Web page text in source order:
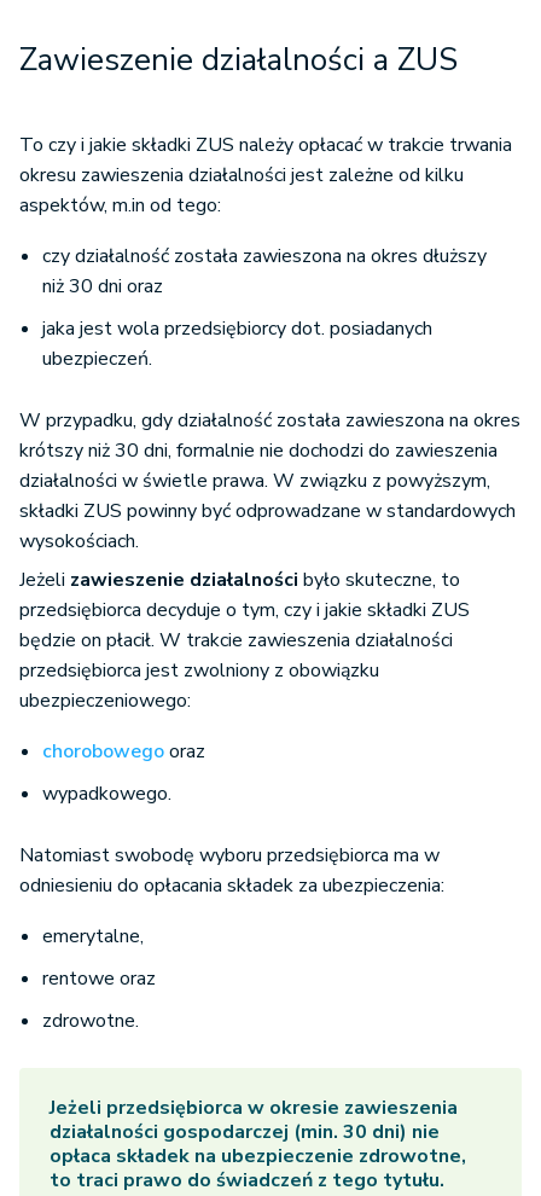
Zawieszenie działalności a ZUS
To czy i jakie składki ZUS należy opłacać w trakcie trwania
okresu zawieszenia działalności jest zależne od kilku
aspektów, m.in od tego:
czy działalność została zawieszona na okres dłuższy
niż 30 dni oraz
jaka jest wola przedsiębiorcy dot. posiadanych
ubezpieczeń.
W przypadku, gdy działalność została zawieszona na okres
krótszy niż 30 dni, formalnie nie dochodzi do zawieszenia
działalności w świetle prawa. W związku z powyższym,
składki ZUS powinny być odprowadzane w standardowych
wysokościach.
Jeżeli zawieszenie działalności było skuteczne, to
przedsiębiorca decyduje o tym, czy i jakie składki ZUS
będzie on płacił. W trakcie zawieszenia działalności
przedsiębiorca jest zwolniony z obowiązku
ubezpieczeniowego:
chorobowegooraz
wypadkowego.
Natomiast swobodę wyboru przedsiębiorca ma w
odniesieniu do opłacania składek za ubezpieczenia:
emerytalne,
rentowe oraz
zdrowotne.
Jeżeli przedsiębiorca w okresie zawieszenia
działalności gospodarczej (min. 30 dni) nie
opłaca składek na ubezpieczenie zdrowotne,
to traci prawo do świadczeń z tego tytułu.